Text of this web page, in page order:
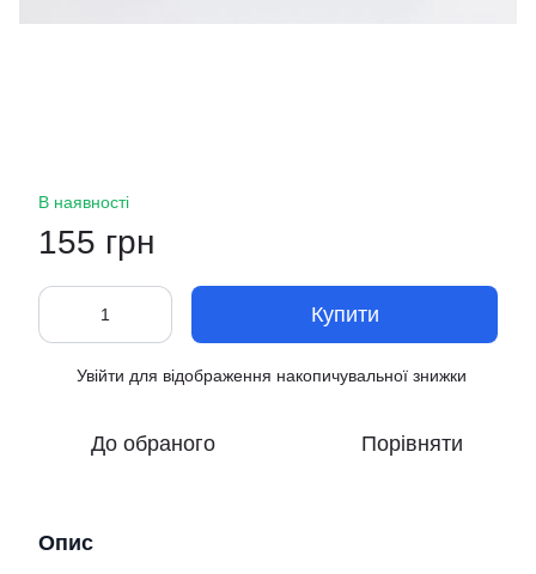
В наявності
155 грн
Купити
Увійти для відображення накопичувальної знижки
До обраного Порівняти
Опис